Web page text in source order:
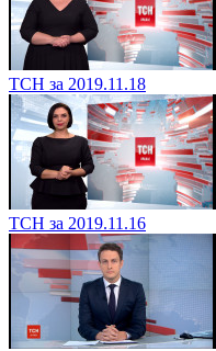
ТСН за 2019.11.18
ТСН за 2019.11.16